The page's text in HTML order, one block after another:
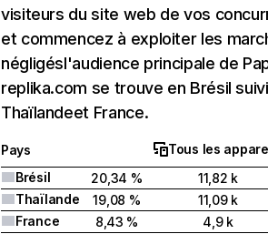
visiteurs du site web de vos
et commencez à exploiter les
négligésl'audience principale de
replika.com se trouve en Brésil
Thaïlandeet France.
Pays
Tous les
Brésil
20,34 %
11,82 k
Thaïlande
19,08 %
11,09 k
France
8,43 %
4,9 k